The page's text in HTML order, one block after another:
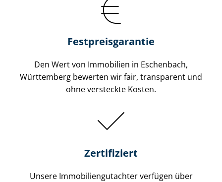
Festpreis​garantie
Den Wert von Immobilien in Eschenbach,
Württemberg bewerten wir fair, transparent und
ohne versteckte Kosten.
Zertifiziert
Unsere Immobilien­gutachter verfügen über